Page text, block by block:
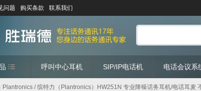
问题 购买条款 联系我们
呼叫中心耳机 SIP/IP电话机 电话会议系
Plantronics / 缤特力（Plantronics）HW251N 专业降噪话务耳机/电话耳麦